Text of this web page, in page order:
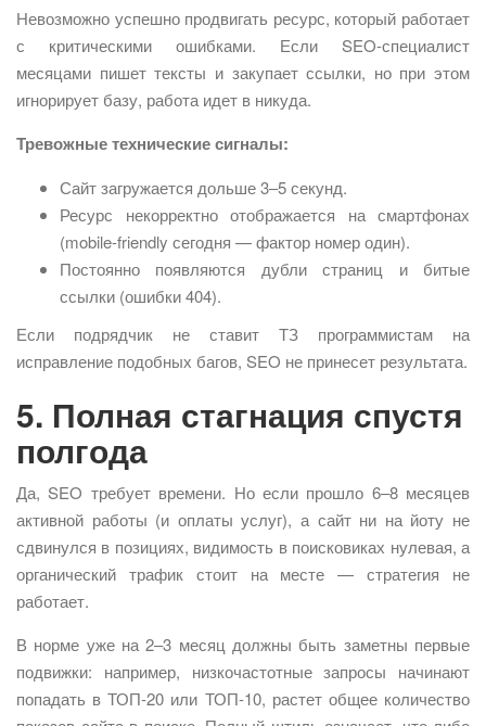
Невозможно успешно продвигать ресурс, который работает
с критическими ошибками. Если SEO-специалист
месяцами пишет тексты и закупает ссылки, но при этом
игнорирует базу, работа идет в никуда.
Тревожные технические сигналы:
Сайт загружается дольше 3–5 секунд.
Ресурс некорректно отображается на смартфонах
(mobile-friendly сегодня — фактор номер один).
Постоянно появляются дубли страниц и битые
ссылки (ошибки 404).
Если подрядчик не ставит ТЗ программистам на
исправление подобных багов, SEO не принесет результата.
5. Полная стагнация спустя
полгода
Да, SEO требует времени. Но если прошло 6–8 месяцев
активной работы (и оплаты услуг), а сайт ни на йоту не
сдвинулся в позициях, видимость в поисковиках нулевая, а
органический трафик стоит на месте — стратегия не
работает.
В норме уже на 2–3 месяц должны быть заметны первые
подвижки: например, низкочастотные запросы начинают
попадать в ТОП-20 или ТОП-10, растет общее количество